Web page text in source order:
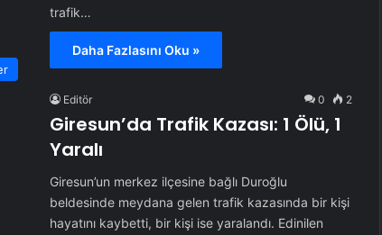
trafik…
Daha Fazlasını Oku »
Editör 0 2
Giresun’da Trafik Kazası: 1 Ölü, 1
Yaralı
Giresun’un merkez ilçesine bağlı Duroğlu
beldesinde meydana gelen trafik kazasında bir kişi
hayatını kaybetti, bir kişi ise yaralandı. Edinilen